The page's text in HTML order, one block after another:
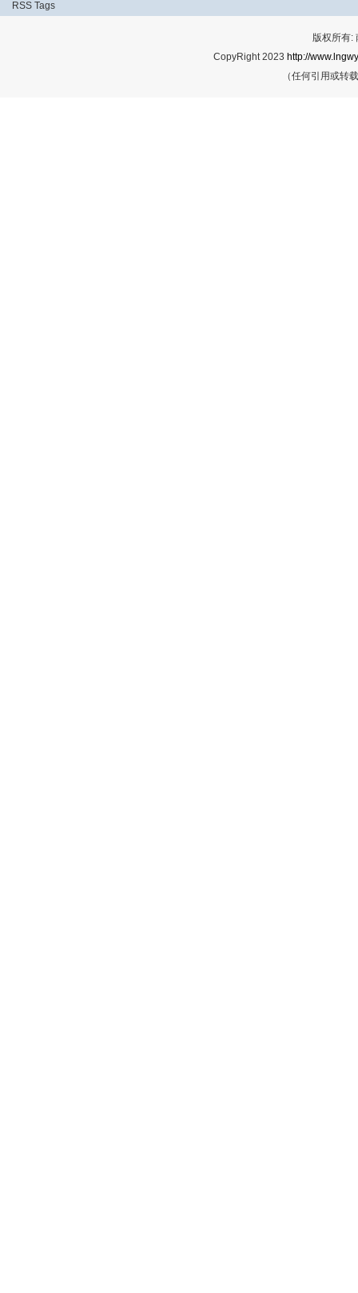
RSS Tags
版权所有:
CopyRight 2023 http://
（任何引用或转